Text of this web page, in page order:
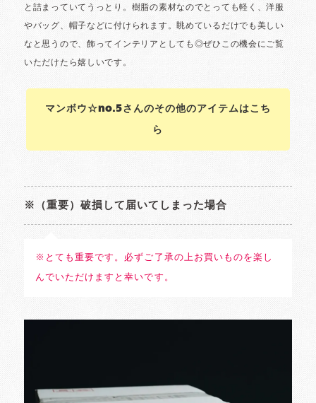
マンボウ☆no.5さんのその他のアイテムはこち
ら
※（重要）破損して届いてしまった場合
※とても重要です。必ずご了承の上お買いものを楽し
んでいただけますと幸いです。